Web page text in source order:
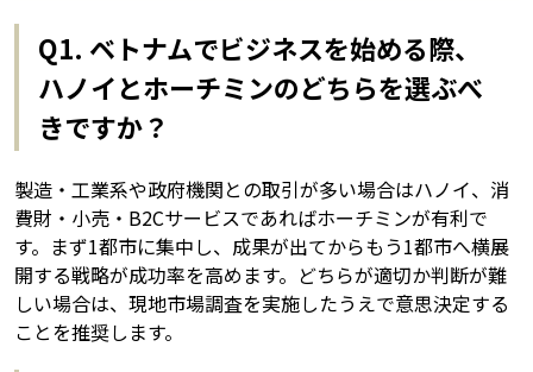
Q1. ベトナムでビジネスを始める際、
ハノイとホーチミンのどちらを選ぶべ
きですか？
製造・工業系や政府機関との取引が多い場合はハノイ、消
費財・小売・B2Cサービスであればホーチミンが有利で
す。まず1都市に集中し、成果が出てからもう1都市へ横展
開する戦略が成功率を高めます。どちらが適切か判断が難
しい場合は、現地市場調査を実施したうえで意思決定する
ことを推奨します。